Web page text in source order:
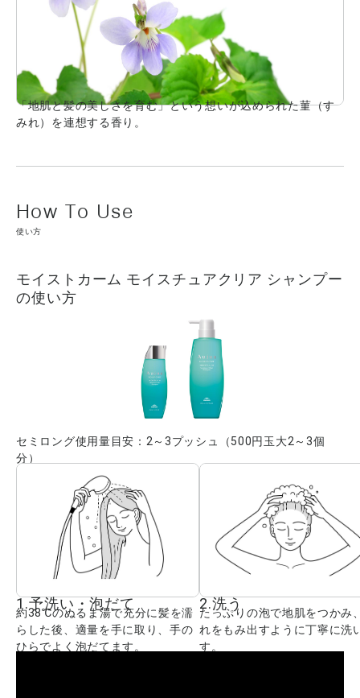
「地肌と髪の美しさを育む」という想いが込められた菫（す
みれ）を連想する香り。
使い方
モイストカーム モイスチュアクリア シャンプー
の使い方
セミロング使用量目安：2～3プッシュ（500円玉大2～3個
分）
1.予洗い・泡だて
約38℃のぬるま湯で充分に髪を濡
らした後、適量を手に取り、手の
ひらでよく泡だてます。
2.洗う
たっぷりの泡で地肌をつかみ
れをもみ出すように丁寧に洗
す。